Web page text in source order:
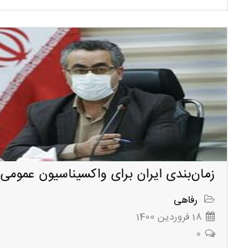
زمان‌بندی ایران برای واکسیناسیون عمومی
رفاهی
18 فروردین 1400
0